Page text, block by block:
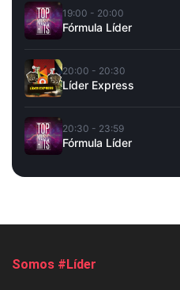
19:00 - 20:00
Fórmula Líder
20:00 - 20:30
Líder Express
20:30 - 23:59
Fórmula Líder
Somos #Líder